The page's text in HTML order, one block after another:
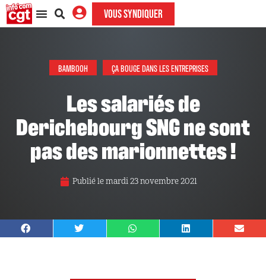
VOUS SYNDIQUER
BAMBOOH ÇA BOUGE DANS LES ENTREPRISES
Les salariés de
Derichebourg SNG ne sont
pas des marionnettes !
Publié lemardi 23 novembre 2021